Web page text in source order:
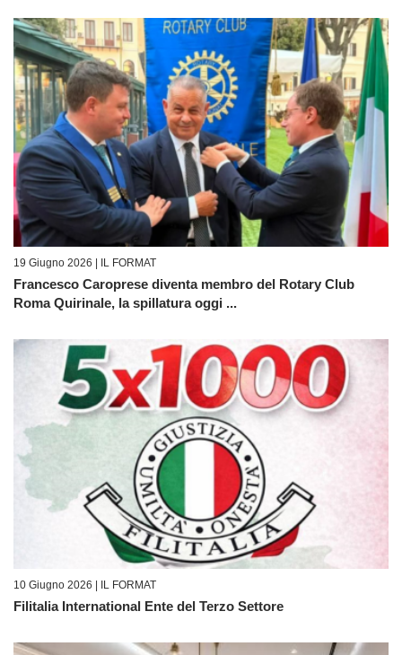
19 Giugno 2026 | IL FORMAT
Francesco Caroprese diventa membro del Rotary Club
Roma Quirinale, la spillatura oggi ...
10 Giugno 2026 | IL FORMAT
Filitalia International Ente del Terzo Settore